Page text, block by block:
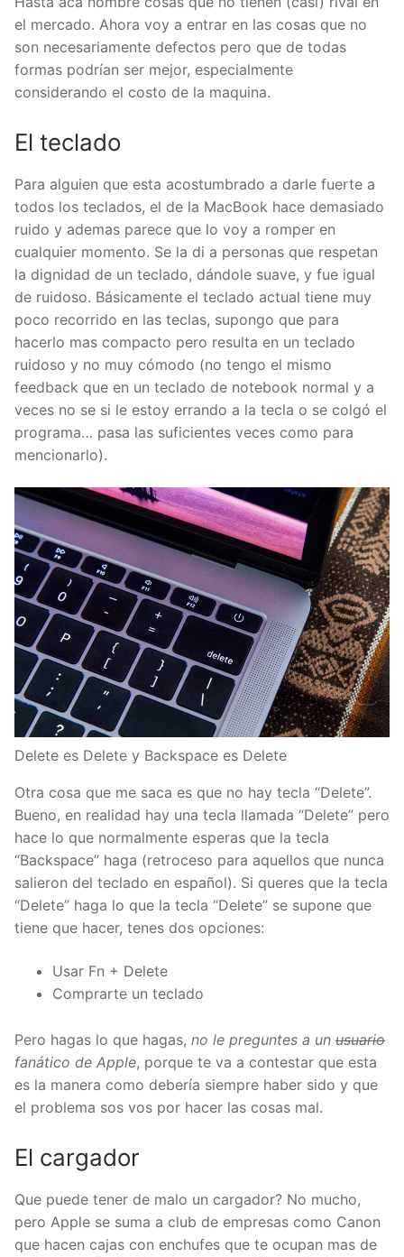
el mercado. Ahora voy a entrar en las cosas que no
son necesariamente defectos pero que de todas
formas podrían ser mejor, especialmente
considerando el costo de la maquina.
El teclado
Para alguien que esta acostumbrado a darle fuerte a
todos los teclados, el de la MacBook hace demasiado
ruido y ademas parece que lo voy a romper en
cualquier momento. Se la di a personas que respetan
la dignidad de un teclado, dándole suave, y fue igual
de ruidoso. Básicamente el teclado actual tiene muy
poco recorrido en las teclas, supongo que para
hacerlo mas compacto pero resulta en un teclado
ruidoso y no muy cómodo (no tengo el mismo
feedback que en un teclado de notebook normal y a
veces no se si le estoy errando a la tecla o se colgó el
programa… pasa las suficientes veces como para
mencionarlo).
Delete es Delete y Backspace es Delete
Otra cosa que me saca es que no hay tecla “Delete”.
Bueno, en realidad hay una tecla llamada “Delete” pero
hace lo que normalmente esperas que la tecla
“Backspace” haga (retroceso para aquellos que nunca
salieron del teclado en español). Si queres que la tecla
“Delete” haga lo que la tecla “Delete” se supone que
tiene que hacer, tenes dos opciones:
Usar Fn + Delete
Comprarte un teclado
Pero hagas lo que hagas, no le preguntes a un usuario
fanático de Apple, porque te va a contestar que esta
es la manera como debería siempre haber sido y que
el problema sos vos por hacer las cosas mal.
El cargador
Que puede tener de malo un cargador? No mucho,
pero Apple se suma a club de empresas como Canon
que hacen cajas con enchufes que te ocupan mas de